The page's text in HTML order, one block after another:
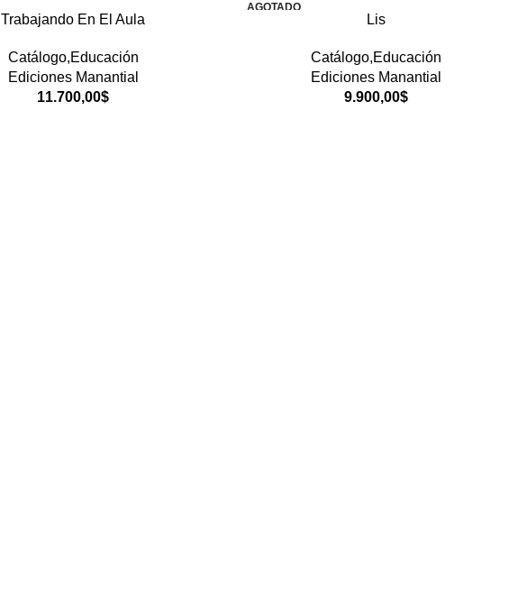
Trabajando En El Aula
Catálogo,Educación
Ediciones Manantial
11.700,00$
AGOTADO
Lis
Catálogo,Educación
Ediciones Manantial
9.900,00$